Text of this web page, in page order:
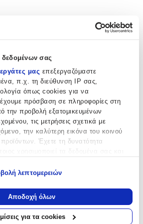
σας
μας επεξεργαζόμαστε
π.χ. τη διεύθυνση IP σας,
όπως cookies για να
πρόσβαση σε πληροφορίες στη
την προβολή εξατομικευμένων
τις μετρήσεις σχετικά με
την καλύτερη εικόνα του κοινού
Έχετε τη δυνατότητα
σχετικά με τη γεωγραφική
μπορεί να είναι ακριβείς σε
μέτρων
λεπτομερειών
Αποδοχή όλων
για τα cookies